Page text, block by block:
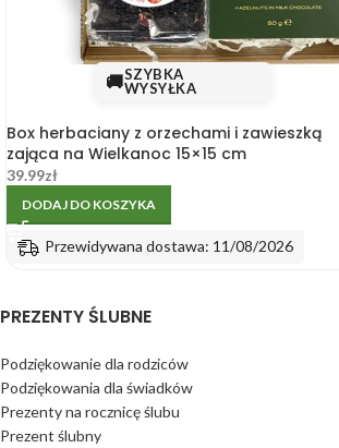
🚚SZYBKA
WYSYŁKA
Box herbaciany z orzechami i zawieszką
zająca na Wielkanoc 15×15 cm
39.99zł
DODAJ DO KOSZYKA
Przewidywana dostawa: 11/08/2026
PREZENTY ŚLUBNE
Podziękowanie dla rodziców
Podziękowania dla świadków
Prezenty na rocznicę ślubu
Prezent ślubny